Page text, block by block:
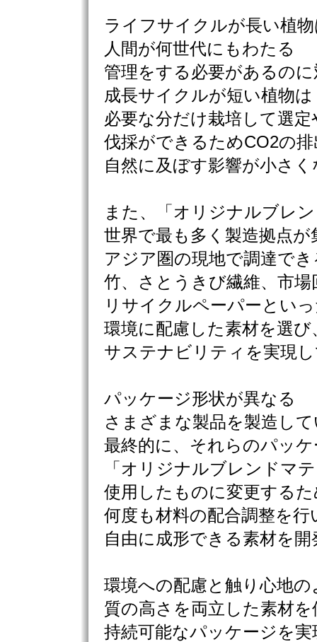
ライフサイクルが長い植
人間が何世代にもわたる
管理をする必要があるのに
成長サイクルが短い植物は
必要な分だけ栽培して選定
伐採ができるためCO2の
自然に及ぼす影響が小さ
また、「オリジナルブレ
世界で最も多く製造拠点が
アジア圏の現地で調達でき
竹、さとうきび繊維、市場
リサイクルペーパーとい
環境に配慮した素材を選び
サステナビリティを実現
パッケージ形状が異なる
さまざまな製品を製造し
最終的に、それらのパッ
「オリジナルブレンドマ
使用したものに変更するた
何度も材料の配合調整を行
自由に成形できる素材を開
環境への配慮と触り心地の
質の高さを両立した素材を
持続可能なパッケージを実